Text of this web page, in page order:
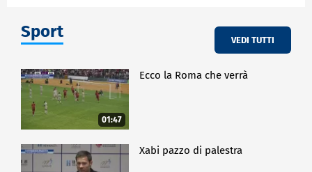
Sport VEDI TUTTI
01:47
Ecco la Roma che verrà
Xabi pazzo di palestra